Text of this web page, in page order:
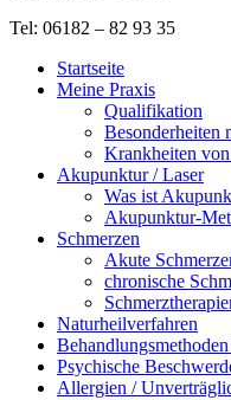
Tel: 06182 – 82 93 35
Startseite
Meine Praxis
Qualifikation
Besonderheiten
Krankheiten
Akupunktur / Laser
Was ist
Akupunktur-
Schmerzen
Akute
chronische
Naturheilverfahren
Psychische
Allergien /